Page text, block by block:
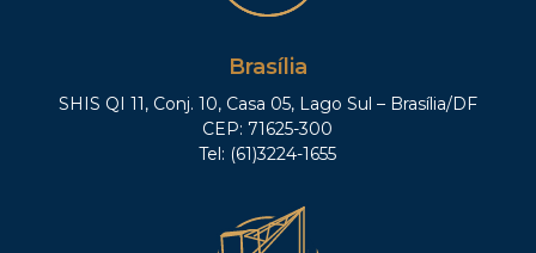
Brasília
SHIS QI 11, Conj. 10, Casa 05, Lago Sul – Brasília/DF
CEP: 71625-300
Tel: (61)3224-1655